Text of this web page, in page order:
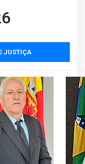
JUSTIÇA